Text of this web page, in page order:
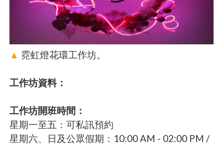
▲ 霓虹燈花環工作坊。
工作坊資料：
工作坊開班時間：
星期一至五：可私訊預約
星期六、日及公眾假期：10:00 AM - 02:00 PM /